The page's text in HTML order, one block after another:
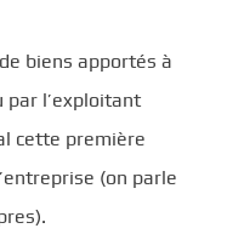
biens apportés à
par l’exploitant
cette première
(on parle